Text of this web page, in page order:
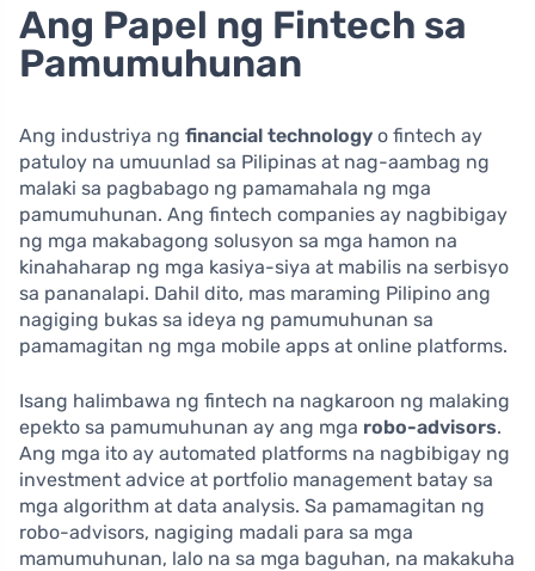
Ang Papel ng Fintech sa
Pamumuhunan
Ang industriya ng financial technology o fintech ay
patuloy na umuunlad sa Pilipinas at nag-aambag ng
malaki sa pagbabago ng pamamahala ng mga
pamumuhunan. Ang fintech companies ay nagbibigay
ng mga makabagong solusyon sa mga hamon na
kinahaharap ng mga kasiya-siya at mabilis na serbisyo
sa pananalapi. Dahil dito, mas maraming Pilipino ang
nagiging bukas sa ideya ng pamumuhunan sa
pamamagitan ng mga mobile apps at online platforms.
Isang halimbawa ng fintech na nagkaroon ng malaking
epekto sa pamumuhunan ay ang mga robo-advisors.
Ang mga ito ay automated platforms na nagbibigay ng
investment advice at portfolio management batay sa
mga algorithm at data analysis. Sa pamamagitan ng
robo-advisors, nagiging madali para sa mga
mamumuhunan, lalo na sa mga baguhan, na makakuha